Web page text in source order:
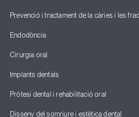
Prevenció i tractament de la càries i les
Endodòncia
Cirurgia oral
Implants dentals
Pròtesi dental i rehabilitació oral
Disseny del somriure i estètica dental